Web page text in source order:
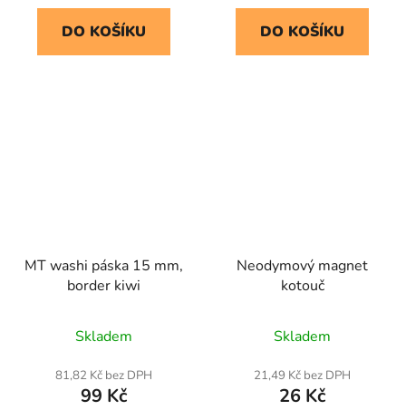
DO KOŠÍKU DO KOŠÍKU
MT washi páska 15 mm,
border kiwi
Skladem
81,82 Kč bez DPH
99 Kč
Neodymový magnet
kotouč
Skladem
21,49 Kč bez DPH
26 Kč